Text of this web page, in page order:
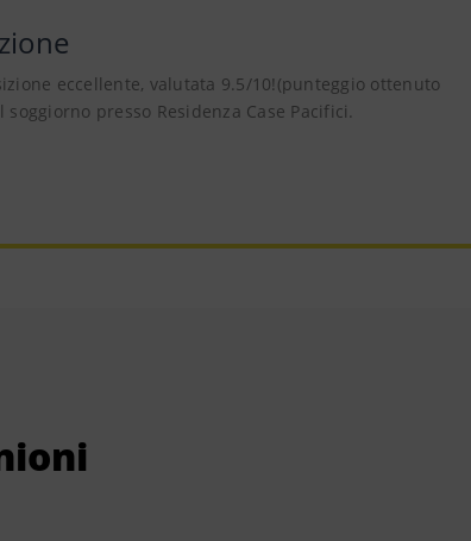
eccellente, valutata 9.5/10!(punteggio ottenuto
presso Residenza Case Pacifici.